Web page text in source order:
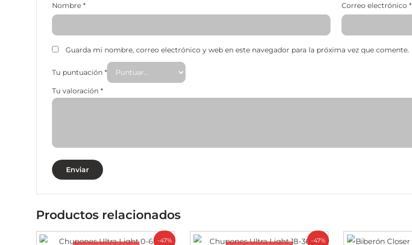
Nombre * Correo electrónico*
Guarda mi nombre, correo electrónico y web en este navegador para la próxima vez que comente.
Tu puntuación *
Tu valoración *
Productos relacionados
-47%
-47%